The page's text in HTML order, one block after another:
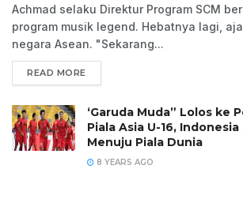
Achmad selaku Direktur Program SCM
program musik legend. Hebatnya lagi,
negara Asean. "Sekarang...
READ MORE
‘Garuda Muda” Lolos ke
Piala Asia U-16,
Menuju Piala Dunia
8 YEARS AGO